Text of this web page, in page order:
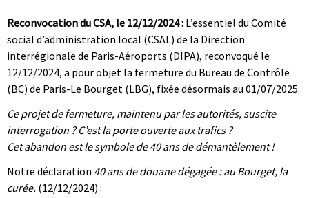
Reconvocation du CSA, le 12/12/2024 : L’essentiel du Comité
social d’administration local (CSAL) de la Direction
interrégionale de Paris-Aéroports (DIPA), reconvoqué le
12/12/2024, a pour objet la fermeture du Bureau de Contrôle
(BC) de Paris-Le Bourget (LBG), fixée désormais au 01/07/2025.
Ce projet de fermeture, maintenu par les autorités, suscite
interrogation ? C’est la porte ouverte aux trafics ?
Cet abandon est le symbole de 40 ans de démantèlement !
Notre déclaration 40 ans de douane dégagée : au Bourget, la
curée. (12/12/2024) :